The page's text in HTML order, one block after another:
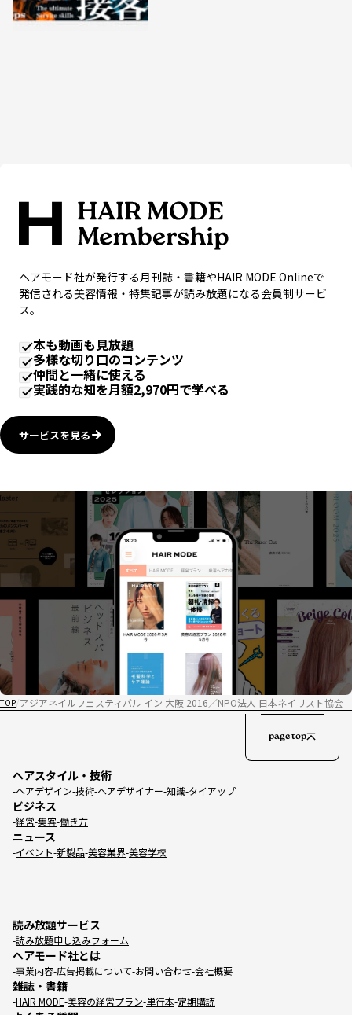
ヘアモード社が発行する月刊誌・書籍やHAIR MODE Onlineで
発信される美容情報・特集記事が読み放題になる会員制サービ
ス。
本も動画も見放題
多様な切り口のコンテンツ
仲間と一緒に使える
実践的な知を月額2,970円で学べる
サービスを見る
TOP アジアネイルフェスティバル イン 大阪 2016／NPO法人 日本ネイリスト協会
ヘアスタイル・技術
ヘアデザイン 技術 ヘアデザイナー 知識 タイアップ
ビジネス
経営 集客 働き方
ニュース
イベント 新製品 美容業界 美容学校
読み放題サービス
読み放題申し込みフォーム
ヘアモード社とは
事業内容 広告掲載について お問い合わせ 会社概要
雑誌・書籍
HAIR MODE 美容の経営プラン 単行本 定期購読
page top